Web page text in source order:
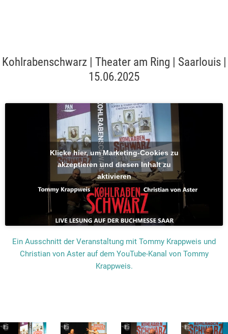
Kohlrabenschwarz | Theater am Ring | Saarlouis |
15.06.2025
Klicke hier, um Marketing-Cookies zu
akzeptieren und diesen Inhalt zu
aktivieren
Ein Ausschnitt der Veranstaltung mit Tommy Krappweis und
Christian von Aster auf dem YouTube-Kanal von Tommy
Krappweis.